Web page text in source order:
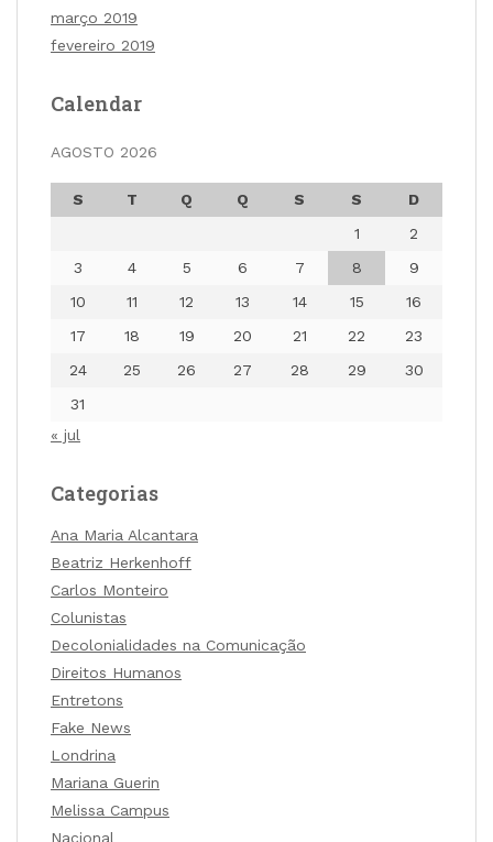
março 2019
fevereiro 2019
Calendar
AGOSTO 2026
S T Q Q S S
D
1
2
3
4 5 6 7 8
9
10
11 12 13 14 15
16
17
18 19 20 21 22
23
24
25 26 27 28 29
30
31
« jul
Categorias
Ana Maria Alcantara
Beatriz Herkenhoff
Carlos Monteiro
Colunistas
Decolonialidades na Comunicação
Direitos Humanos
Entretons
Fake News
Londrina
Mariana Guerin
Melissa Campus
Nacional